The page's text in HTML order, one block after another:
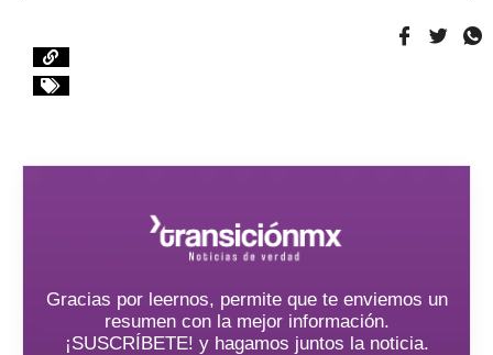
Gracias por leernos, permite que te enviemos un
resumen con la mejor información.
¡SUSCRÍBETE! y hagamos juntos la noticia.